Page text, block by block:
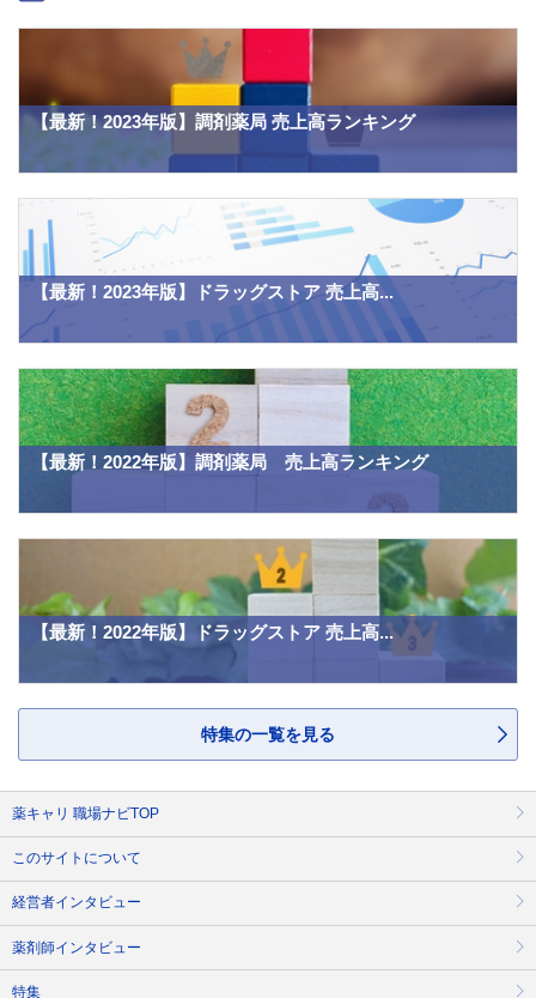
【最新！2023年版】調剤薬局 売上高ランキング
【最新！2023年版】ドラッグストア 売上高...
【最新！2022年版】調剤薬局 売上高ランキング
【最新！2022年版】ドラッグストア 売上高...
特集の一覧を見る
薬キャリ 職場ナビTOP
このサイトについて
経営者インタビュー
薬剤師インタビュー
特集